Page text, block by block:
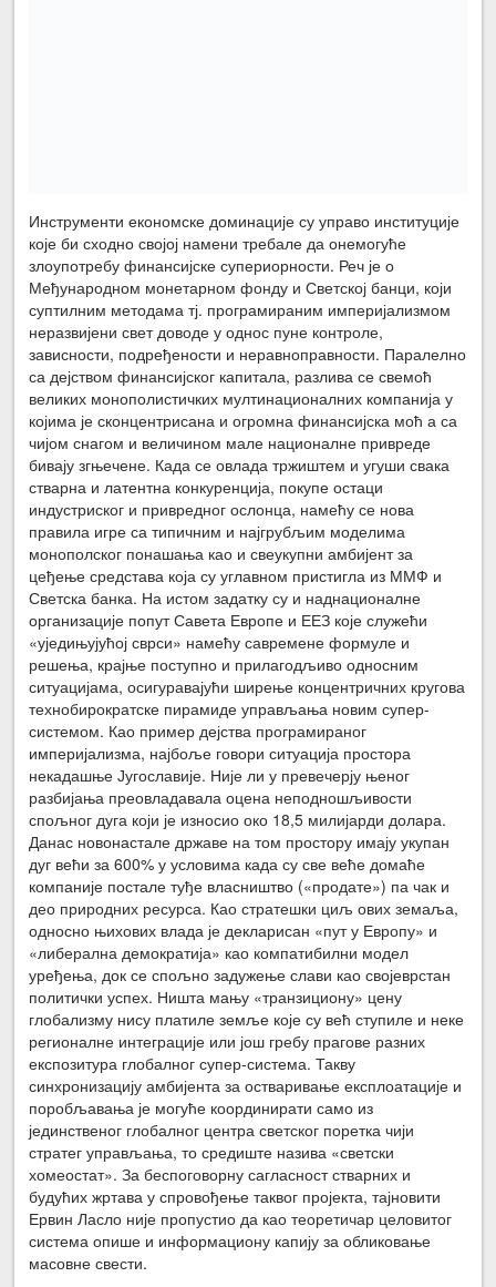
Инструменти економске доминације су управо институције
које би сходно својој намени требале да онемогуће
злоупотребу финансијске супериорности. Реч је о
Међународном монетарном фонду и Светској банци, који
суптилним методама тј. програмираним империјализмом
неразвијени свет доводе у однос пуне контроле,
зависности, подређености и неравноправности. Паралелно
са дејством финансијског капитала, разлива се свемоћ
великих монополистичких мултинационалних компанија у
којима је сконцентрисана и огромна финансијска моћ а са
чијом снагом и величином мале националне привреде
бивају згњечене. Када се овлада тржиштем и угуши свака
стварна и латентна конкуренција, покупе остаци
индустриског и привредног ослонца, намећу се нова
правила игре са типичним и најгрубљим моделима
монополског понашања као и свеукупни амбијент за
цеђење средстава која су углавном пристигла из ММФ и
Светска банка. На истом задатку су и наднационалне
организације попут Савета Европе и ЕЕЗ које служећи
«уједињујућој сврси» намећу савремене формуле и
решења, крајње поступно и прилагодљиво односним
ситуацијама, осигуравајући ширење концентричних кругова
технобирократске пирамиде управљања новим супер-
системом. Као пример дејства програмираног
империјализма, најбоље говори ситуација простора
некадашње Југославије. Није ли у превечерју њеног
разбијања преовладавала оцена неподношљивости
спољног дуга који је износио око 18,5 милијарди долара.
Данас новонастале државе на том простору имају укупан
дуг већи за 600% у условима када су све веће домаће
компаније постале туђе власништво («продате») па чак и
део природних ресурса. Као стратешки циљ ових земаља,
односно њихових влада је декларисан «пут у Европу» и
«либерална демократија» као компатибилни модел
уређења, док се спољно задужење слави као својеврстан
политички успех. Ништа мању «транзициону» цену
глобализму нису платиле земље које су већ ступиле и неке
регионалне интеграције или још гребу прагове разних
експозитура глобалног супер-система. Такву
синхронизацију амбијента за остваривање експлоатације и
поробљавања је могуће координирати само из
јединственог глобалног центра светског поретка чији
стратег управљања, то средиште назива «светски
хомеостат». За беспоговорну сагласност стварних и
будућих жртава у спровођење таквог пројекта, тајновити
Ервин Ласло није пропустио да као теоретичар целовитог
система опише и информациону капију за обликовање
масовне свести.